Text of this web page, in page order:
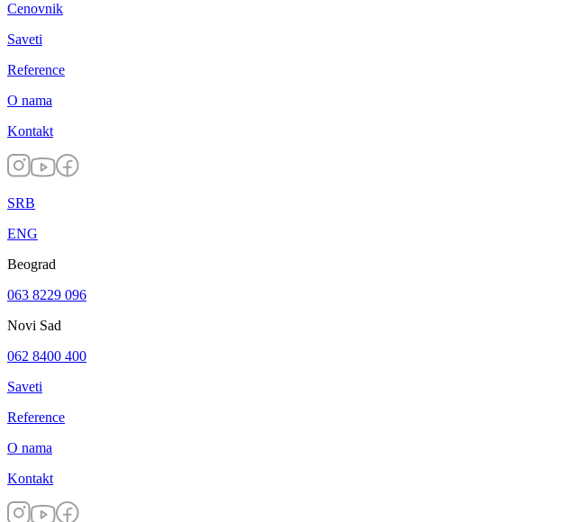
Cenovnik
Saveti
Reference
O nama
Kontakt
SRB
ENG
Beograd
063 8229 096
Novi Sad
062 8400 400
Saveti
Reference
O nama
Kontakt